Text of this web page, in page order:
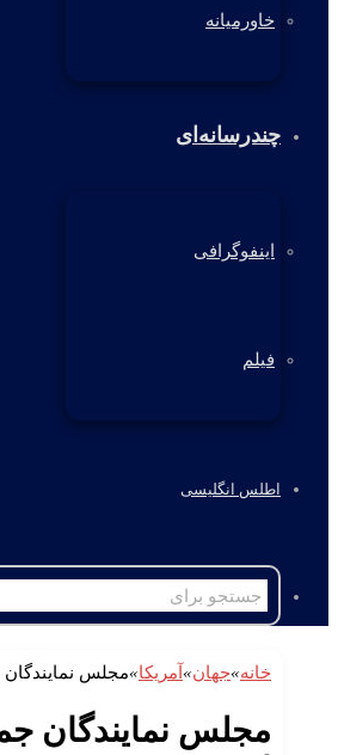
خاورمیانه
چندرسانه‌ای
اینفوگرافی
فیلم
اطلس انگلیسی
خانه»جهان» آمریکا»مجلس
مجلس نمایندگان